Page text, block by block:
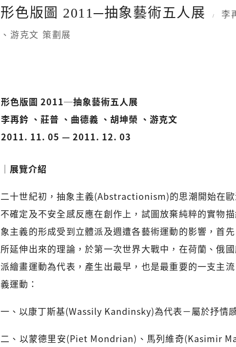
形色版圖 2011─抽象藝術五人展 / 李
、游克文 策劃展
形色版圖 2011─抽象藝術五人展
李再鈐 、莊普 、曲德義 、胡坤榮 、游克文
2011. 11. 05 — 2011. 12. 03
│展覽介紹
二十世紀初，抽象主義(Abstractionism)的思潮開始在
不確定及不安全感反應在創作上，試圖放棄純粹的實物
象主義的形成受到立體派及週遭各藝術運動的影響，首
所延伸出來的理論，於第一次世界大戰中，在荷蘭、俄
派繪畫運動為代表，產生出最早，也是最重要的一支主
義運動：
一、以康丁斯基(Wassily Kandinsky)為代表－屬於抒情
二、以蒙德里安(Piet Mondrian)、馬列維奇(Kasimir